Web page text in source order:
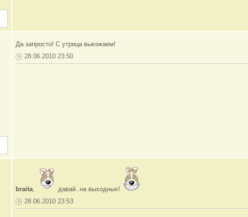
Да запросто! С утрица выезжаем!
28.06.2010 23:50
braita,
давай..на выходных!
28.06.2010 23:53